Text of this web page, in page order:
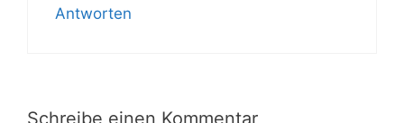
Antworten
Schreibe einen Kommentar